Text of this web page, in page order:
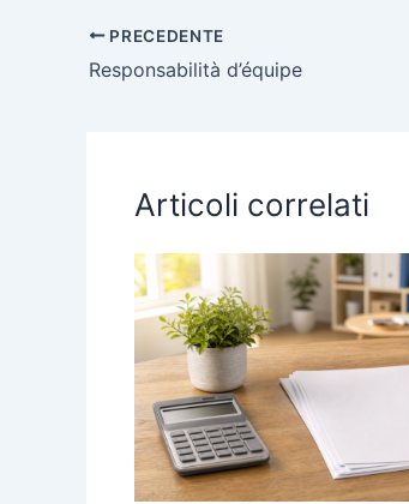
e
b
k
A
PRECEDENTE
Responsabilità d’équipe
Articoli correlati